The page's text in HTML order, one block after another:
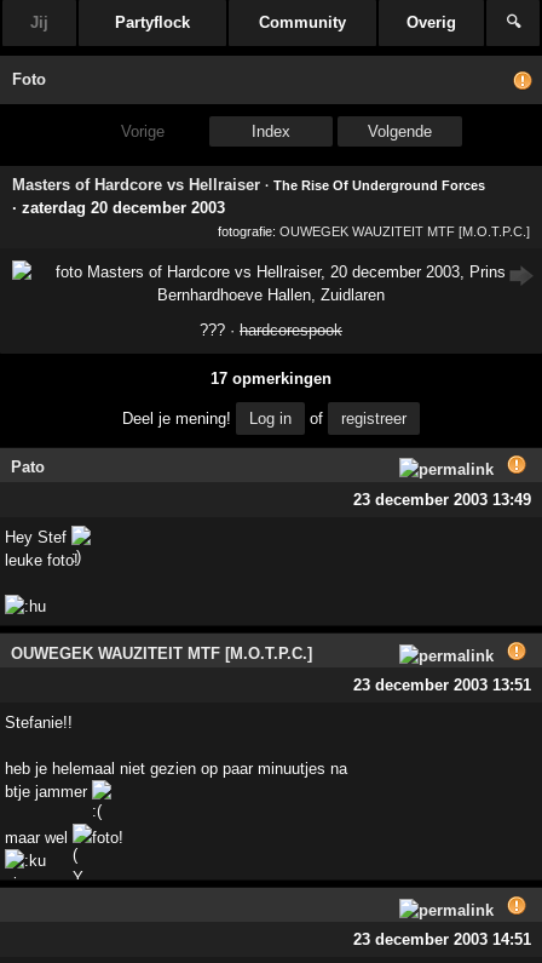
Jij Partyflock Community Overig 🔍
Foto
Vorige Index Volgende
Masters of Hardcore vs Hellraiser · The Rise Of Underground Forces
·zaterdag 20 december 2003
fotografie: OUWEGEK WAUZITEIT MTF [M.O.T.P.C.]
??? · hardcorespook
17 opmerkingen
Deel je mening! Log in of registreer
Pato
23 december 2003 13:49
Hey Stef
leuke foto!
OUWEGEK WAUZITEIT MTF [M.O.T.P.C.]
23 december 2003 13:51
Stefanie!!
heb je helemaal niet gezien op paar minuutjes na
btje jammer
maar wel foto!
23 december 2003 14:51